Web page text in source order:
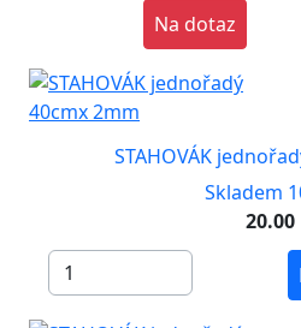
Na dotaz
STAHOVÁK
Skladem
20.00